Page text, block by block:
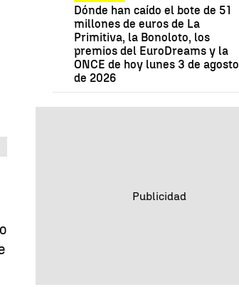
Dónde han caído el bote de 51
millones de euros de La
Primitiva, la Bonoloto, los
premios del EuroDreams y la
ONCE de hoy lunes 3 de agosto
de 2026